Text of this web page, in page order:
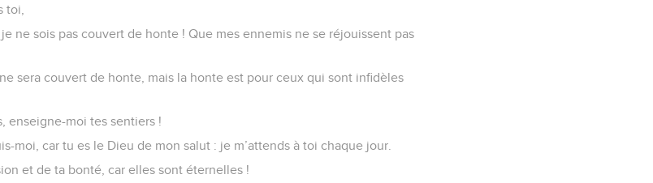
toi,
ne sois pas couvert de honte ! Que mes ennemis ne se réjouissent pas
sera couvert de honte, mais la honte est pour ceux qui sont infidèles
enseigne-moi tes sentiers !
moi, car tu es le Dieu de mon salut : je m’attends à toi chaque jour.
et de ta bonté, car elles sont éternelles !